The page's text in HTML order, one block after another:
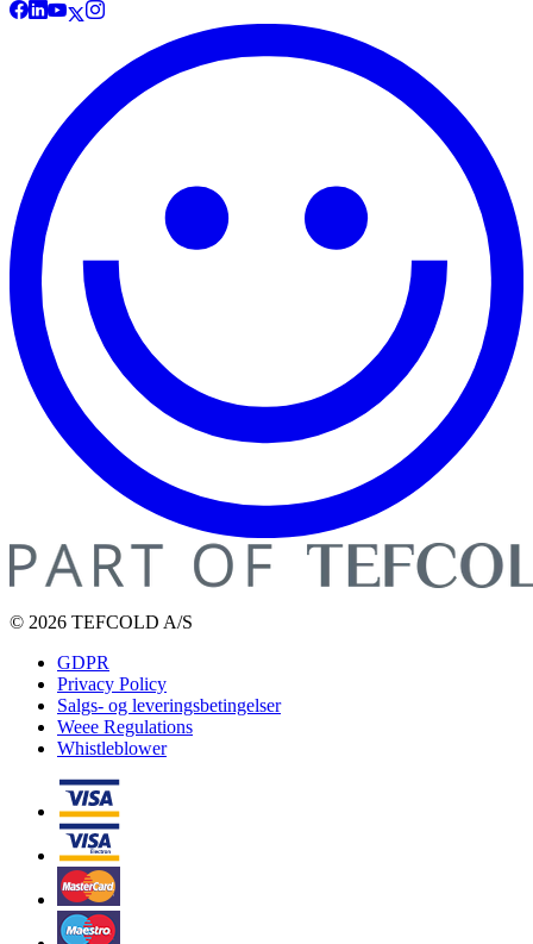
© 2026 TEFCOLD A/S
GDPR
Privacy Policy
Salgs- og leveringsbetingelser
Weee Regulations
Whistleblower